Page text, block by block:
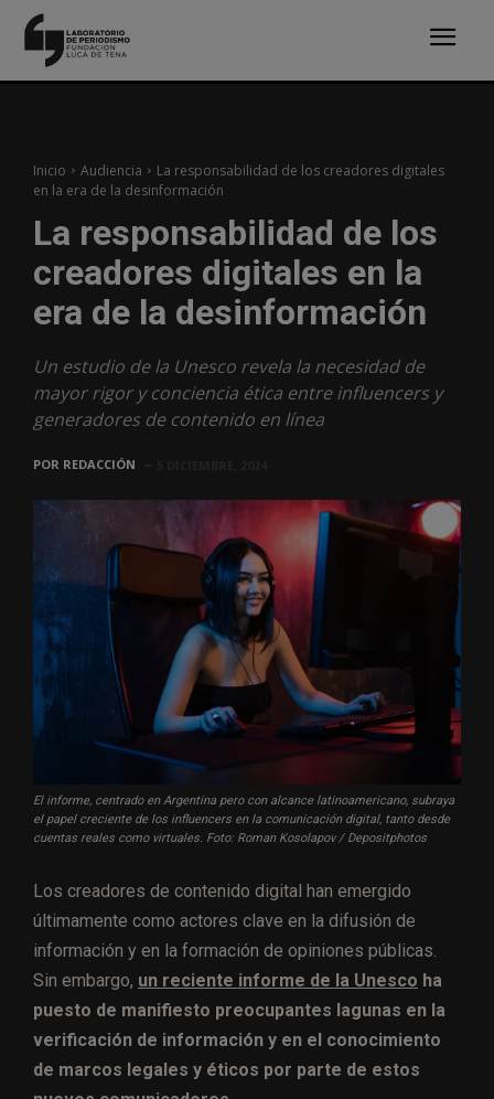
Inicio Audiencia
La responsabilidad de los creadores digitales
en la era de la desinformación
La responsabilidad de los
creadores digitales en la
era de la desinformación
Un estudio de la Unesco revela la necesidad de
mayor rigor y conciencia ética entre influencers y
generadores de contenido en línea
POR REDACCIÓN
El informe, centrado en Argentina pero con alcance latinoamericano, subraya
el papel creciente de los influencers en la comunicación digital, tanto desde
cuentas reales como virtuales. Foto: Roman Kosolapov / Depositphotos
Los creadores de contenido digital han emergido
últimamente como actores clave en la difusión de
información y en la formación de opiniones públicas.
Sin embargo, un reciente informe de la Unesco ha
puesto de manifiesto preocupantes lagunas en la
verificación de información y en el conocimiento
de marcos legales y éticos por parte de estos